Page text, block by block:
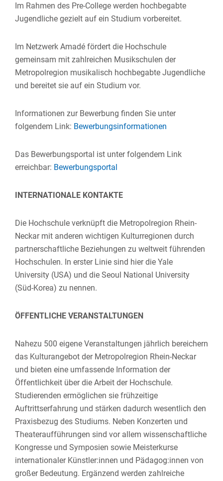
Im Rahmen des Pre-College werden hochbegabte
Jugendliche gezielt auf ein Studium vorbereitet.
Im Netzwerk Amadé fördert die Hochschule
gemeinsam mit zahlreichen Musikschulen der
Metropolregion musikalisch hochbegabte Jugendliche
und bereitet sie auf ein Studium vor.
Informationen zur Bewerbung finden Sie unter
folgendem Link: Bewerbungsinformationen
Das Bewerbungsportal ist unter folgendem Link
erreichbar: Bewerbungsportal
INTERNATIONALE KONTAKTE
Die Hochschule verknüpft die Metropolregion Rhein-
Neckar mit anderen wichtigen Kulturregionen durch
partnerschaftliche Beziehungen zu weltweit führenden
Hochschulen. In erster Linie sind hier die Yale
University (USA) und die Seoul National University
(Süd-Korea) zu nennen.
ÖFFENTLICHE VERANSTALTUNGEN
Nahezu 500 eigene Veranstaltungen jährlich bereichern
das Kulturangebot der Metropolregion Rhein-Neckar
und bieten eine umfassende Information der
Öffentlichkeit über die Arbeit der Hochschule.
Studierenden ermöglichen sie frühzeitige
Auftrittserfahrung und stärken dadurch wesentlich den
Praxisbezug des Studiums. Neben Konzerten und
Theateraufführungen sind vor allem wissenschaftliche
Kongresse und Symposien sowie Meisterkurse
internationaler Künstler:innen und Pädagog:innen von
großer Bedeutung. Ergänzend werden zahlreiche